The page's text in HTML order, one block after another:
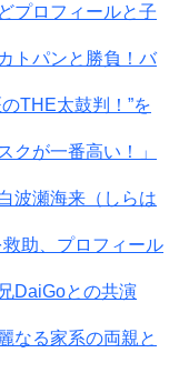
プロフィールと子
トパンと勝負！バ
THE太鼓判！”を
クが一番高い！」
波瀬海来（しらは
助、プロフィール
DaiGoとの共演
なる家系の両親と